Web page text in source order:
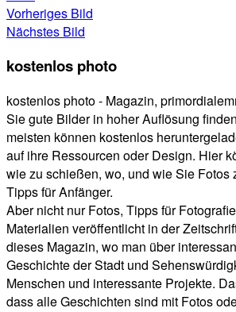
Vorheriges Bild
Nächstes Bild
kostenlos photo
kostenlos photo - Magazin,
Sie gute Bilder in hoher Auflösung
meisten können kostenlos
auf ihre Ressourcen oder Design. Hier
wie zu schießen, wo, und wie Sie Fotos
Tipps für Anfänger.
Aber nicht nur Fotos, Tipps für
Materialien veröffentlicht in der
dieses Magazin, wo man über
Geschichte der Stadt und
Menschen und interessante Projekte.
dass alle Geschichten sind mit Fotos